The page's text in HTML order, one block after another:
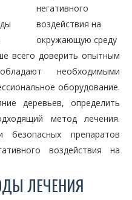
негативного
воздействия на
окружающую среду
всего доверить опытным
необходимыми
оборудование.
деревьев, определить
метод лечения.
безопасных препаратов
воздействия на
ЛЕЧЕНИЯ